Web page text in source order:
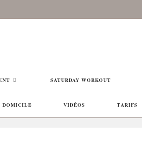
SATURDAY WORKOUT
DOMICILE VIDÉOS TARIFS